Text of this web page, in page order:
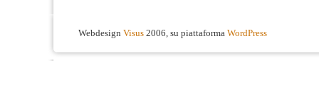
Webdesign Visus 2006, su piattaforma WordPress